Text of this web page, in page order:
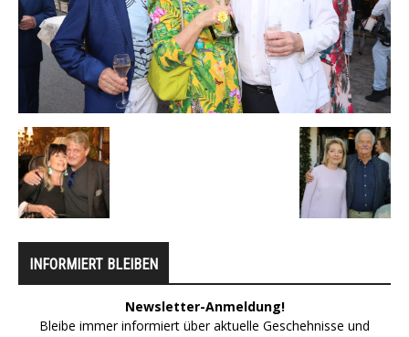
INFORMIERT BLEIBEN
Newsletter-Anmeldung!
Bleibe immer informiert über aktuelle Geschehnisse und